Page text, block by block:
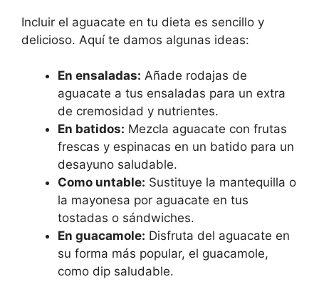
Incluir el aguacate en tu dieta es sencillo y
delicioso. Aquí te damos algunas ideas:
En ensaladas: Añade rodajas de
aguacate a tus ensaladas para un extra
de cremosidad y nutrientes.
En batidos: Mezcla aguacate con frutas
frescas y espinacas en un batido para un
desayuno saludable.
Como untable: Sustituye la mantequilla o
la mayonesa por aguacate en tus
tostadas o sándwiches.
En guacamole: Disfruta del aguacate en
su forma más popular, el guacamole,
como dip saludable.